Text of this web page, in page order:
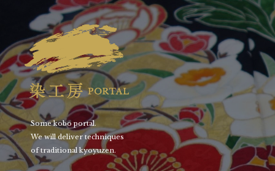
Some kobo portal.
We will deliver techniques
of traditional kyoyuzen.